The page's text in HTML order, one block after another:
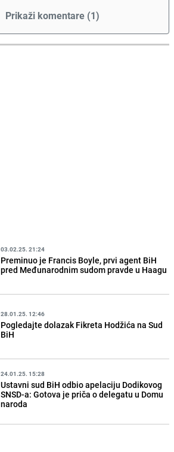
Prikaži komentare (1)
03.02.25. 21:24
Preminuo je Francis Boyle, prvi agent BiH
pred Međunarodnim sudom pravde u Haagu
28.01.25. 12:46
Pogledajte dolazak Fikreta Hodžića na Sud
BiH
24.01.25. 15:28
Ustavni sud BiH odbio apelaciju Dodikovog
SNSD-a: Gotova je priča o delegatu u Domu
naroda